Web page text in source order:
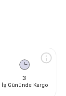
3
İş Gününde Kargo